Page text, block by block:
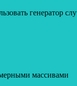
массивами